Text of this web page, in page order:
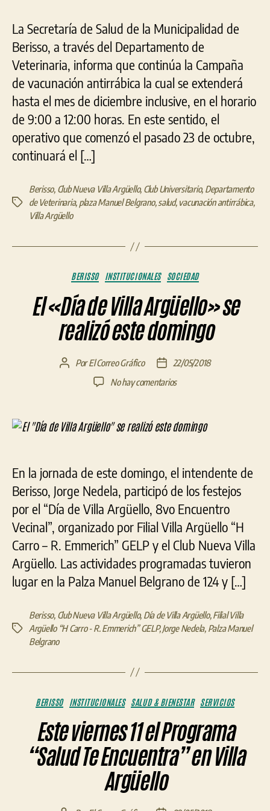
La Secretaría de Salud de la Municipalidad de
Berisso, a través del Departamento de
Veterinaria, informa que continúa la Campaña
de vacunación antirrábica la cual se extenderá
hasta el mes de diciembre inclusive, en el horario
de 9:00 a 12:00 horas. En este sentido, el
operativo que comenzó el pasado 23 de octubre,
continuará el […]
Etiquetas
Berisso, Club Nueva Villa Argüello, Club Universitario, Departamento
de Veterinaria, plaza Manuel Belgrano,salud, vacunación antirrábica,
Villa Argüello
Categorías
BERISSO INSTITUCIONALES SOCIEDAD
El «Día de Villa Argüello» se
realizó este domingo
AutorPorEl Correo Gráfico
Fecha
de
22/05/2018
No hay comentariosen
de
Villa
realizó
este
En la jornada de este domingo, el intendente de
Berisso, Jorge Nedela, participó de los festejos
por el “Día de Villa Argüello, 8vo Encuentro
Vecinal”, organizado por Filial Villa Argüello “H
Carro – R. Emmerich” GELP y el Club Nueva Villa
Argüello. Las actividades programadas tuvieron
lugar en la Palza Manuel Belgrano de 124 y […]
Etiquetas
Berisso, Club Nueva Villa Argüello, Día de Villa Argüello,Filial Villa
Argüello “H Carro - R. Emmerich” GELP,Jorge Nedela, Palza Manuel
Belgrano
Categorías
BERISSO INSTITUCIONALES SALUD & BIENESTAR SERVICIOS
Este viernes 11 el Programa
“Salud Te Encuentra” en Villa
Argüello